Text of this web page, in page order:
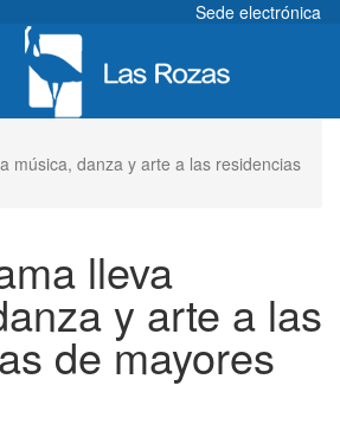
Sede electrónica
música, danza y arte a las residencias
lleva
y arte a las
de mayores